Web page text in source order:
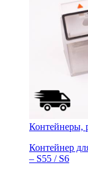
Контейнеры,
Контейнер
– S55 / S6